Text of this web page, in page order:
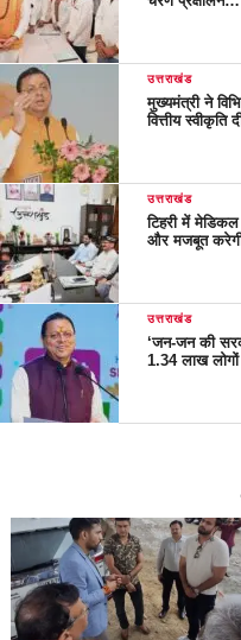
उत्तराखंड
मुख्यमंत्री ने
वित्तीय स्वीकृति
उत्तराखंड
टिहरी में
और मजबूत
उत्तराखंड
‘जन-जन की
1.34 लाख लोगों